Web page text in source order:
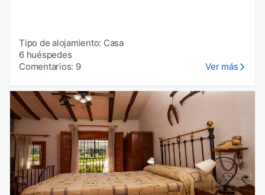
Tipo de alojamiento: Casa
6 huéspedes
Comentarios: 9
Ver más